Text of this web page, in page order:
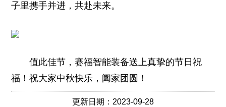
子里携手并进，共赴未来。
值此佳节，赛福智能装备送上真挚的节日祝
福！祝大家中秋快乐，阖家团圆！
更新日期：2023-09-28